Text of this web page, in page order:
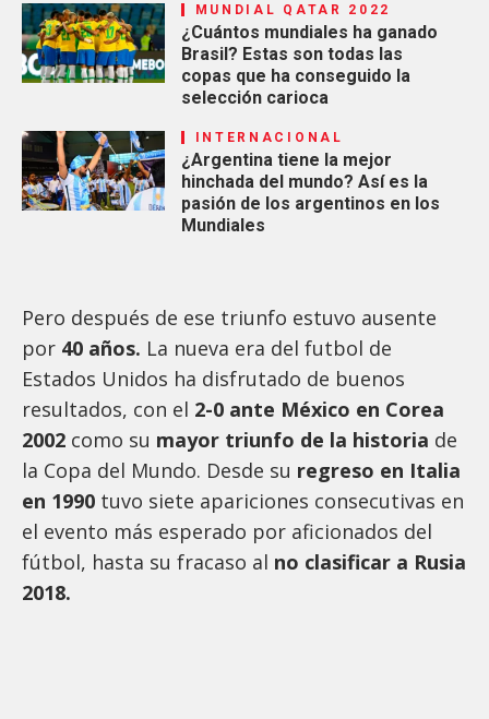
MUNDIAL QATAR 2022
¿Cuántos mundiales ha ganado
Brasil? Estas son todas las
copas que ha conseguido la
selección carioca
INTERNACIONAL
¿Argentina tiene la mejor
hinchada del mundo? Así es la
pasión de los argentinos en los
Mundiales
Pero después de ese triunfo estuvo ausente
por 40 años. La nueva era del futbol de
Estados Unidos ha disfrutado de buenos
resultados, con el 2-0 ante México en Corea
2002 como su mayor triunfo de la historia de
la Copa del Mundo. Desde su regreso en Italia
en 1990 tuvo siete apariciones consecutivas en
el evento más esperado por aficionados del
fútbol, hasta su fracaso al no clasificar a Rusia
2018.